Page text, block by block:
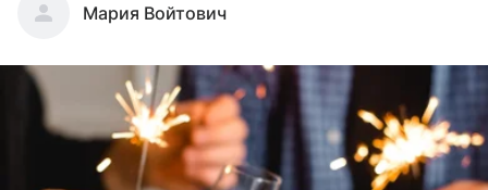
Мария Войтович